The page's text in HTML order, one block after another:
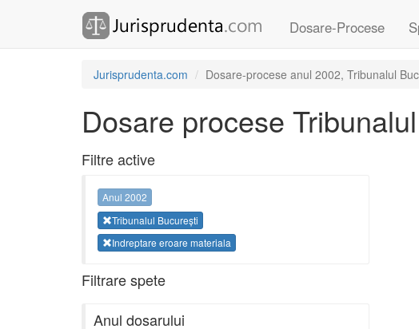
Dosare-Procese
Jurisprudenta.com Dosare-procese anul 2002, Tribunalul
Dosare procese
Filtre active
Anul 2002
Tribunalul București
Indreptare eroare materiala
Filtrare spete
Anul dosarului